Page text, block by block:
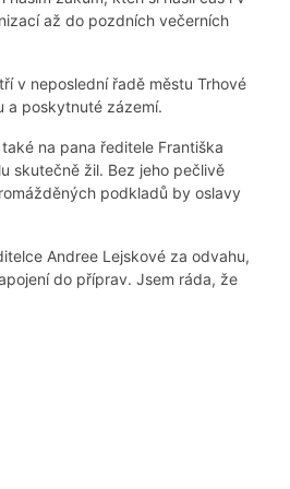
až do pozdních večerních
v neposlední řadě městu Trhové
a poskytnuté zázemí.
na pana ředitele Františka
skutečně žil. Bez jeho pečlivě
podkladů by oslavy
Andree Lejskové za odvahu,
do příprav. Jsem ráda, že